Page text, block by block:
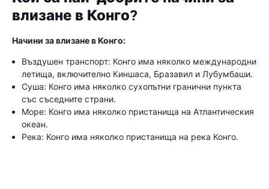
влизане в Конго?
Начини за влизане в Конго:
Въздушен транспорт: Конго има няколко международни
летища, включително Киншаса, Бразавил и Лубумбаши.
Суша: Конго има няколко сухопътни гранични пункта
със съседните страни.
Море: Конго има няколко пристанища на Атлантическия
океан.
Река: Конго има няколко пристанища на река Конго.